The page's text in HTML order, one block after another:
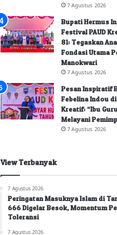
7 Agustus 2026
Bupati Hermus
Festival PAUD
81: Tegaskan
Fondasi Utama
Manokwari
7 Agustus 2026
Pesan Inspiratif
Febelina Indou
Kreatif: “Ibu
Melayani
7 Agustus 2026
View Terbanyak
7 Agustus 2026
Peringatan Masuknya Islam di
666 Digelar Besok, Momentum
Toleransi
7 Agustus 2026